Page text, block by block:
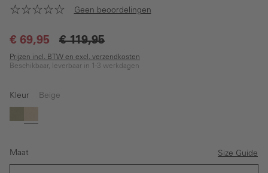
Geen beoordelingen
€ 69,95 € 119,95
Prijzen incl. BTW en excl. verzendkosten
Beschikbaar, leverbaar in 1-3 werkdagen
Kleur Beige
GroenBeige
Maat Size Guide